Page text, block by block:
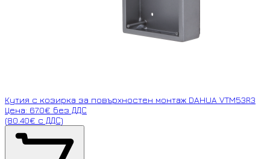
Кутия с козирка за повърхностен монтаж DAHUA VTM53R3
Цена: 67.0€ без ДДС
(80.40€ с ДДС)